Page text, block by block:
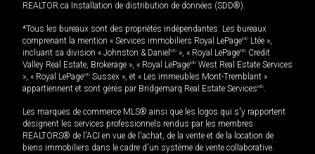
REALTOR.ca Installation de distribution de données (SDD®).
*Tous les bureaux sont des propriétés indépendantes. Les bureaux
comprenant la mention « Services immobiliers Royal LePageMD Ltée »,
incluant sa division « Johnston & Daniel MD », « Royal LePageMD Credit
Valley Real Estate, Brokerage », « Royal LePageMD West Real Estate Services
», « Royal LePageMD Sussex », et « Les immeubles Mont-Tremblant »
appartiennent et sont gérés par Bridgemarq Real Estate ServicesMD.
Les marques de commerce MLS® ainsi que les logos qui s'y rapportent
désignent les services professionnels rendus par les membres
REALTORS® de l'ACI en vue de l'achat, de la vente et de la location de
biens immobiliers dans le cadre d'un système de vente collaborative.